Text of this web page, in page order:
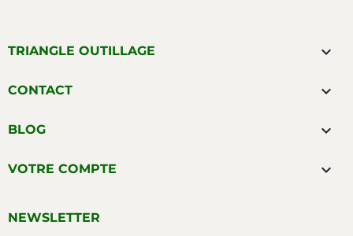
TRIANGLE OUTILLAGE 
CONTACT 
BLOG 
VOTRE COMPTE 
NEWSLETTER